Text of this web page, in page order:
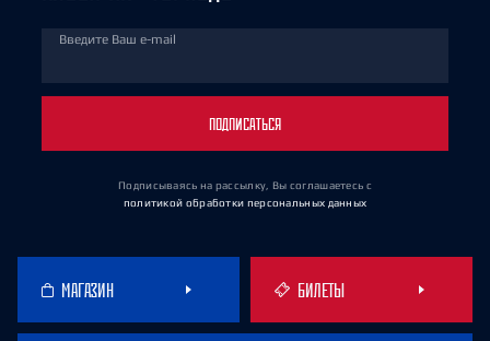
Введите Ваш e-mail
ПОДПИСАТЬСЯ
Подписываясь на рассылку, Вы соглашаетесь с
политикой обработки персональных данных
МАГАЗИН БИЛЕТЫ